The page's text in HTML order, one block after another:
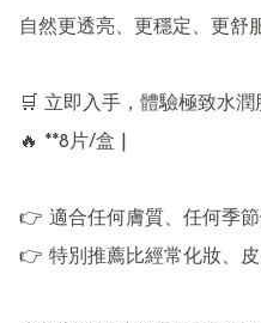
自然更透亮、更穩定、更舒
🛒 立即入手，體驗極致水潤
🔥 **8片/盒 |
👉 適合任何膚質、任何季
👉 特別推薦比經常化妝、